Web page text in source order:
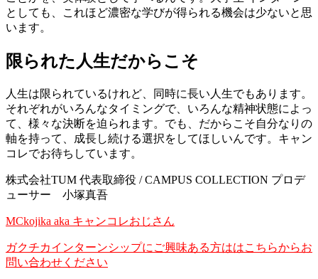
としても、これほど濃密な学びが得られる機会は少ないと思
います。
限られた人生だからこそ
人生は限られているけれど、同時に長い人生でもあります。
それぞれがいろんなタイミングで、いろんな精神状態によっ
て、様々な決断を迫られます。でも、だからこそ自分なりの
軸を持って、成長し続ける選択をしてほしいんです。キャン
コレでお待ちしています。
株式会社TUM 代表取締役 / CAMPUS COLLECTION プロデ
ューサー 小塚真吾
MCkojika aka キャンコレおじさん
ガクチカインターンシップにご興味ある方ははこちらからお
問い合わせください